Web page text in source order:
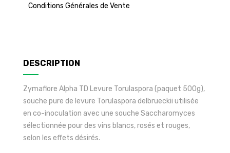
Conditions Générales de Vente
DESCRIPTION
Zymaflore Alpha TD Levure Torulaspora (paquet 500g),
souche pure de levure Torulaspora delbrueckii utilisée
en co-inoculation avec une souche Saccharomyces
sélectionnée pour des vins blancs, rosés et rouges,
selon les effets désirés.